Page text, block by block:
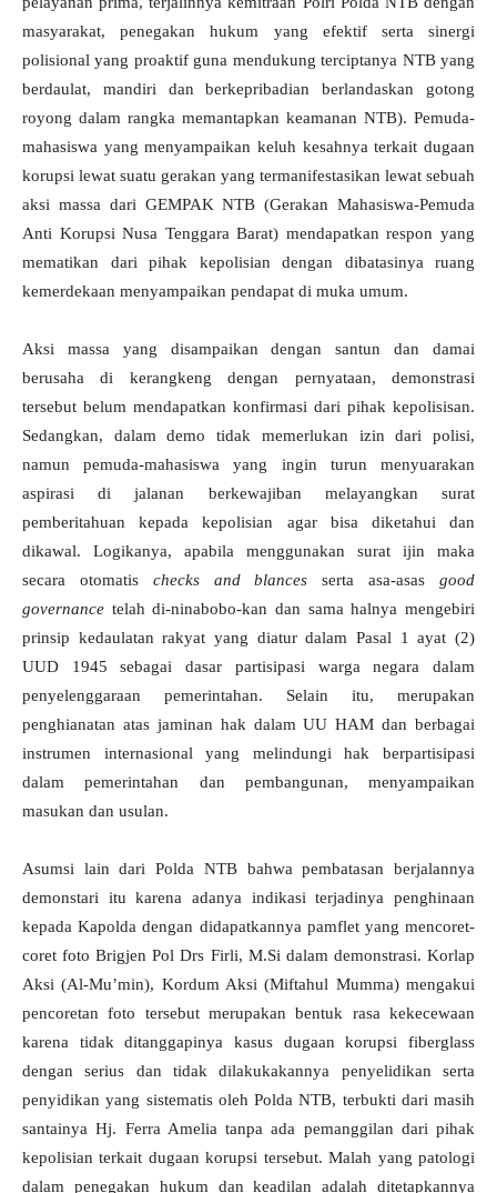
masyarakat, penegakan hukum yang efektif serta sinergi
polisional yang proaktif guna mendukung terciptanya NTB yang
berdaulat, mandiri dan berkepribadian berlandaskan gotong
royong dalam rangka memantapkan keamanan NTB). Pemuda-
mahasiswa yang menyampaikan keluh kesahnya terkait dugaan
korupsi lewat suatu gerakan yang termanifestasikan lewat sebuah
aksi massa dari GEMPAK NTB (Gerakan Mahasiswa-Pemuda
Anti Korupsi Nusa Tenggara Barat) mendapatkan respon yang
mematikan dari pihak kepolisian dengan dibatasinya ruang
kemerdekaan menyampaikan pendapat di muka umum.
Aksi massa yang disampaikan dengan santun dan damai
berusaha di kerangkeng dengan pernyataan, demonstrasi
tersebut belum mendapatkan konfirmasi dari pihak kepolisisan.
Sedangkan, dalam demo tidak memerlukan izin dari polisi,
namun pemuda-mahasiswa yang ingin turun menyuarakan
aspirasi di jalanan berkewajiban melayangkan surat
pemberitahuan kepada kepolisian agar bisa diketahui dan
dikawal. Logikanya, apabila menggunakan surat ijin maka
secara otomatis checks and blances serta asa-asasgood
governance telah di-ninabobo-kan dan sama halnya mengebiri
prinsip kedaulatan rakyat yang diatur dalam Pasal 1 ayat (2)
UUD 1945 sebagai dasar partisipasi warga negara dalam
penyelenggaraan pemerintahan. Selain itu, merupakan
penghianatan atas jaminan hak dalam UU HAM dan berbagai
instrumen internasional yang melindungi hak berpartisipasi
dalam pemerintahan dan pembangunan, menyampaikan
masukan dan usulan.
Asumsi lain dari Polda NTB bahwa pembatasan berjalannya
demonstari itu karena adanya indikasi terjadinya penghinaan
kepada Kapolda dengan didapatkannya pamflet yang mencoret-
coret foto Brigjen Pol Drs Firli, M.Si dalam demonstrasi. Korlap
Aksi (Al-Mu’min), Kordum Aksi (Miftahul Mumma) mengakui
pencoretan foto tersebut merupakan bentuk rasa kekecewaan
karena tidak ditanggapinya kasus dugaan korupsi fiberglass
dengan serius dan tidak dilakukakannya penyelidikan serta
penyidikan yang sistematis oleh Polda NTB, terbukti dari masih
santainya Hj. Ferra Amelia tanpa ada pemanggilan dari pihak
kepolisian terkait dugaan korupsi tersebut. Malah yang patologi
dalam penegakan hukum dan keadilan adalah ditetapkannya